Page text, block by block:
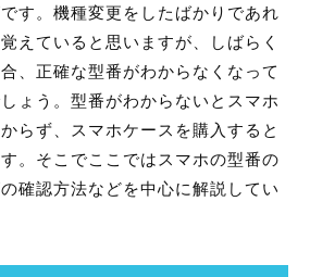
す。機種変更をしたばかりであれ
えていると思いますが、しばらく
、正確な型番がわからなくなって
ょう。型番がわからないとスマホ
らず、スマホケースを購入すると
。そこでここではスマホの型番の
確認方法などを中心に解説してい